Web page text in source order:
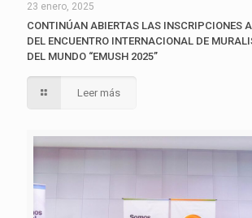
23 enero, 2025
CONTINÚAN ABIERTAS LAS INSCRIPCIONES
DEL ENCUENTRO INTERNACIONAL DE
DEL MUNDO “EMUSH 2025”
Leer más